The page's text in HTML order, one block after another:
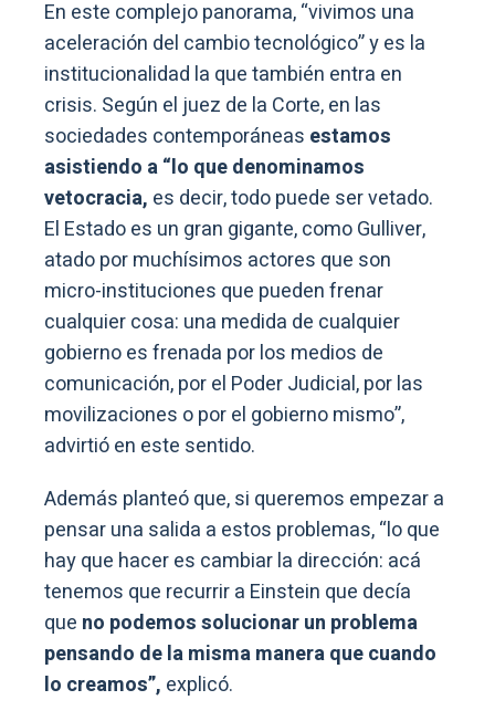
En este complejo panorama, “vivimos una
aceleración del cambio tecnológico” y es la
institucionalidad la que también entra en
crisis. Según el juez de la Corte, en las
sociedades contemporáneas estamos
asistiendo a “lo que denominamos
vetocracia, es decir, todo puede ser vetado.
El Estado es un gran gigante, como Gulliver,
atado por muchísimos actores que son
micro-instituciones que pueden frenar
cualquier cosa: una medida de cualquier
gobierno es frenada por los medios de
comunicación, por el Poder Judicial, por las
movilizaciones o por el gobierno mismo”,
advirtió en este sentido.
Además planteó que, si queremos empezar a
pensar una salida a estos problemas, “lo que
hay que hacer es cambiar la dirección: acá
tenemos que recurrir a Einstein que decía
que no podemos solucionar un problema
pensando de la misma manera que cuando
lo creamos”, explicó.